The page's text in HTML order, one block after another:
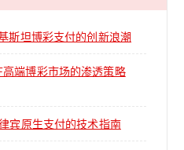
斯坦博彩支付的创新浪潮
端博彩市场的渗透策略
宾原生支付的技术指南